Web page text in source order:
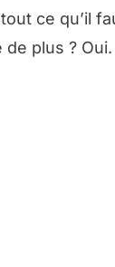
ce qu’il
plus ?